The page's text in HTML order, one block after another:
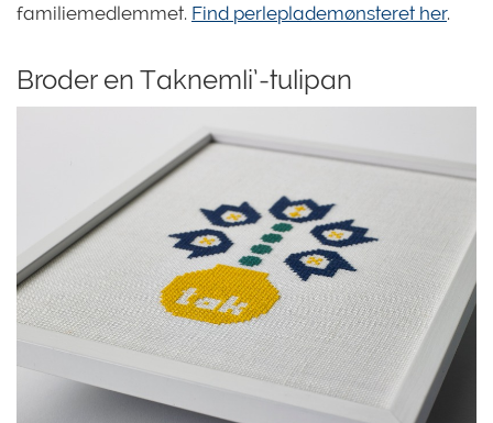
familiemedlemmet. Find perleplademønsteret her.
Broder en Taknemli’-tulipan